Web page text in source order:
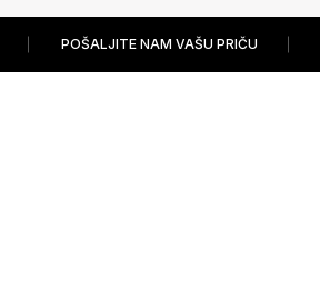
POŠALJITE NAM VAŠU PRIČU